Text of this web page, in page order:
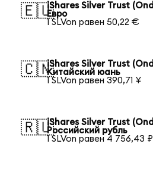
🇪🇺iShares Silver Trust
Евро
1 SLVon равен 50,22 €
🇨🇳iShares Silver Trust
Китайский юань
1 SLVon равен 390,71 ¥
🇷🇺iShares Silver Trust
Российский рубль
1 SLVon равен 4 756,43 ₽